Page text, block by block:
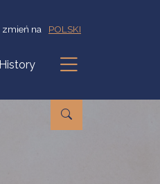
zmień na POLSKI
History
Submenu